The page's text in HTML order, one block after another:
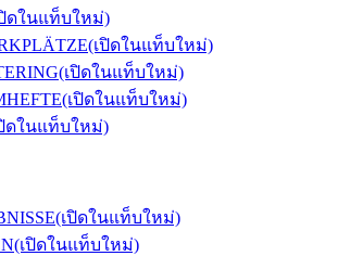
ดในแท็บใหม่)
(เปิดในแท็บใหม่)
(เปิดในแท็บใหม่)
(เปิดในแท็บใหม่)
ดในแท็บใหม่)
(เปิดในแท็บใหม่)
(เปิดในแท็บใหม่)